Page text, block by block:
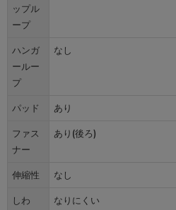
ップル
ープ
ハンガ
ールー
プ
なし
パッド
あり
ファス
ナー
あり(後ろ)
伸縮性
なし
しわ
なりにくい